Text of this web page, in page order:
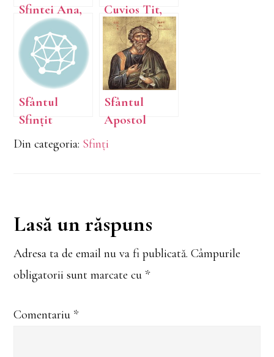
Sfintei Ana,
mama
Preasfintei
Născătoare
de Dumnezeu
Cuvios Tit,
făcătorul de
minuni;
Sfântul
Mucenic
Amfian;
Sfântul
Edesie
Sfântul
Sfințit
Mucenic
Mucenic
diaconul;
Sfântul
Flavian,
Sfântul
Apostol
Andrei, cel
întâi chemat,
Din categoria: Sfinți
Reader
Interactions
Lasă un răspuns
Adresa ta de email nu va fi publicată. Câmpurile
obligatorii sunt marcate cu *
Comentariu *